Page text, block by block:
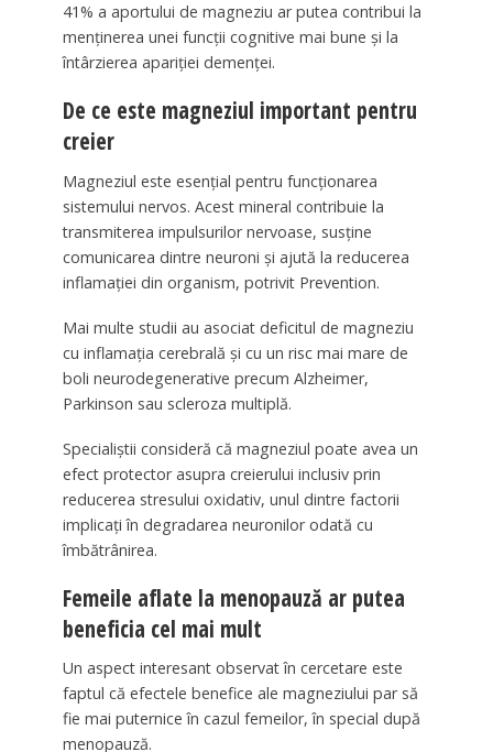
41% a aportului de magneziu ar putea contribui la
menținerea unei funcții cognitive mai bune și la
întârzierea apariției demenței.
De ce este magneziul important pentru
creier
Magneziul este esențial pentru funcționarea
sistemului nervos. Acest mineral contribuie la
transmiterea impulsurilor nervoase, susține
comunicarea dintre neuroni și ajută la reducerea
inflamației din organism, potrivit Prevention.
Mai multe studii au asociat deficitul de magneziu
cu inflamația cerebrală și cu un risc mai mare de
boli neurodegenerative precum Alzheimer,
Parkinson sau scleroza multiplă.
Specialiștii consideră că magneziul poate avea un
efect protector asupra creierului inclusiv prin
reducerea stresului oxidativ, unul dintre factorii
implicați în degradarea neuronilor odată cu
îmbătrânirea.
Femeile aflate la menopauză ar putea
beneficia cel mai mult
Un aspect interesant observat în cercetare este
faptul că efectele benefice ale magneziului par să
fie mai puternice în cazul femeilor, în special după
menopauză.